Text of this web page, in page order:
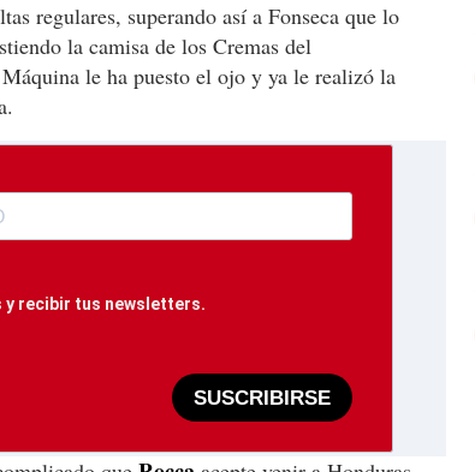
regulares, superando así a Fonseca que lo
la camisa de los Cremas del
le ha puesto el ojo y ya le realizó la
recibir tus newsletters.
SUSCRIBIRSE